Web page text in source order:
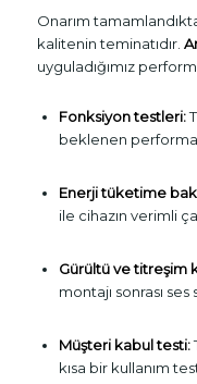
Onarım
kalitenin teminatıdır.
uyguladığımız
Fonksiyon testleri:
beklenen
Enerji tüketime
ile cihazın verimli
Gürültü ve titreşim
montajı sonrası
Müşteri kabul testi:
kısa bir kullanım